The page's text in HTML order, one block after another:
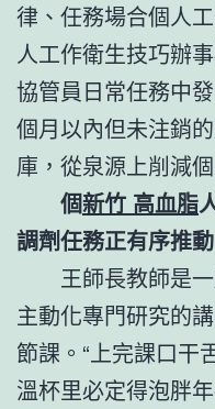
律、任務場合個人
人工作衛生技巧辦
協管員日常任務中
個月以內但未注銷
庫，從泉源上削減
個新竹 高血脂
調劑任務正有序推動
王師長教師是
主動化專門研究的
節課。“上完課口干
溫杯里必定得泡胖